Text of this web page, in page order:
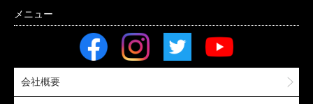
会社概要